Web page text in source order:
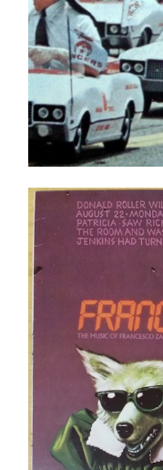
Frank
Ajouter au panier